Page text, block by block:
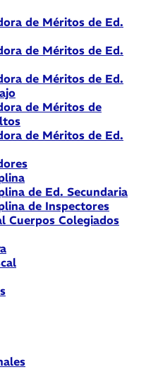
de Méritos de Ed.
de Méritos de Ed.
de Méritos de Ed.
de Méritos de
de Méritos de Ed.
de Ed. Secundaria
de Inspectores
Cuerpos Colegiados